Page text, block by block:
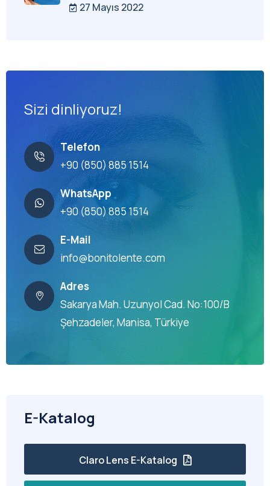
27 Mayıs 2022
Sizi dinliyoruz!
Telefon
+90 (850) 885 1514
WhatsApp
+90 (850) 885 1514
E-Mail
info@bonitolente.com
Adres
Sakarya Mah. Uzunyol Cad. No:100/B
Şehzadeler, Manisa, Türkiye
E-Katalog
Claro Lens E-Katalog